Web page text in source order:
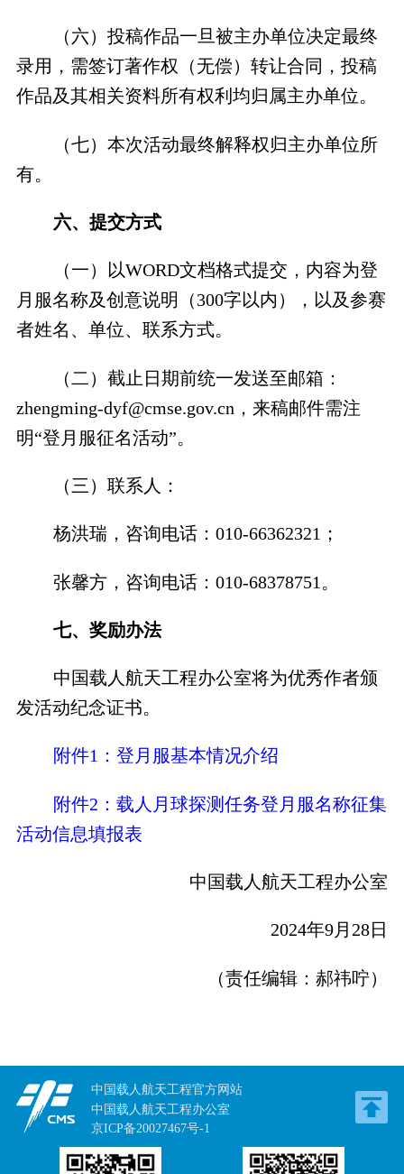
（六）投稿作品一旦被主办单位决定最终
录用，需签订著作权（无偿）转让合同，投稿
作品及其相关资料所有权利均归属主办单位。
（七）本次活动最终解释权归主办单位所
有。
六、提交方式
（一）以WORD文档格式提交，内容为登
月服名称及创意说明（300字以内），以及参赛
者姓名、单位、联系方式。
（二）截止日期前统一发送至邮箱：
zhengming-dyf@cmse.gov.cn，来稿邮件需注
明“登月服征名活动”。
（三）联系人：
杨洪瑞，咨询电话：010-66362321；
张馨方，咨询电话：010-68378751。
七、奖励办法
中国载人航天工程办公室将为优秀作者颁
发活动纪念证书。
附件1：登月服基本情况介绍
附件2：载人月球探测任务登月服名称征集
活动信息填报表
中国载人航天工程办公室
2024年9月28日
（责任编辑：郝祎咛）
中国载人航天工程官方网站
中国载人航天工程办公室
京ICP备20027467号-1